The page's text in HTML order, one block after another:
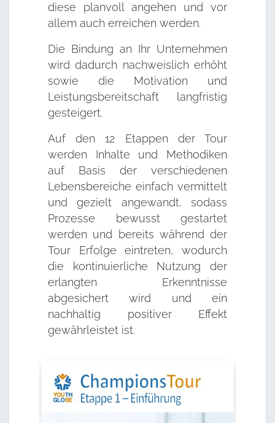
diese planvoll angehen und vor
allem auch erreichen werden.
Die Bindung an Ihr Unternehmen
wird dadurch nachweislich erhöht
sowie die Motivation und
Leistungsbereitschaft langfristig
gesteigert.
Auf den 12 Etappen der Tour
werden Inhalte und Methodiken
auf Basis der verschiedenen
Lebensbereiche einfach vermittelt
und gezielt angewandt, sodass
Prozesse bewusst gestartet
werden und bereits während der
Tour Erfolge eintreten, wodurch
die kontinuierliche Nutzung der
erlangten Erkenntnisse
abgesichert wird und ein
nachhaltig positiver Effekt
gewährleistet ist.